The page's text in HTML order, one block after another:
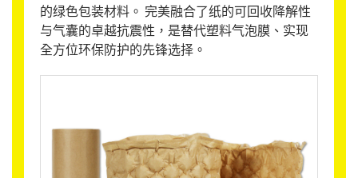
的绿色包装材料。 完美融合了纸的可回收降解性
与气囊的卓越抗震性，是替代塑料气泡膜、实现
全方位环保防护的先锋选择。